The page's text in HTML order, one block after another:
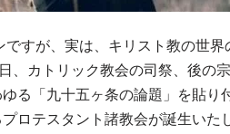
すが、実は、キリスト教の世界
、カトリック教会の司祭、後の
る「九十五ヶ条の論題」を貼り
ロテスタント諸教会が誕生いた